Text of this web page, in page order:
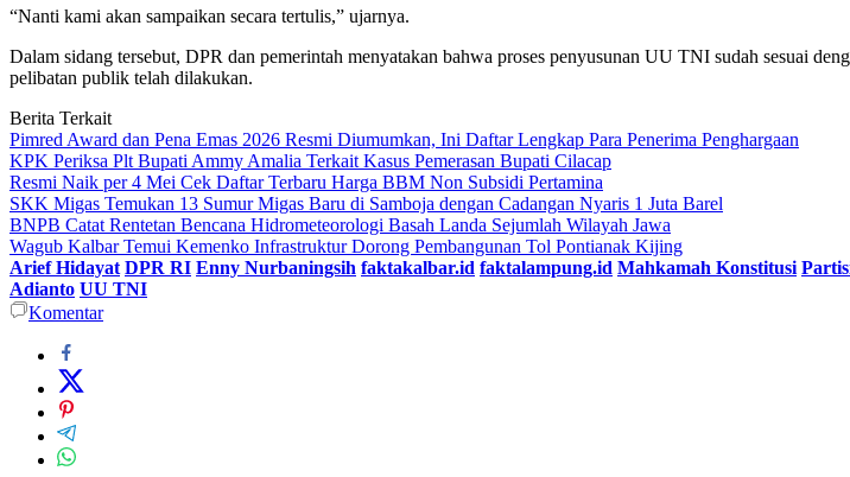
“Nanti kami akan sampaikan secara tertulis,” ujarnya.
Dalam sidang tersebut, DPR dan pemerintah menyatakan bahwa proses penyusunan UU TNI sudah sesuai
pelibatan publik telah dilakukan.
Berita Terkait
Pimred Award dan Pena Emas 2026 Resmi Diumumkan, Ini Daftar Lengkap Para Penerima Penghargaan
KPK Periksa Plt Bupati Ammy Amalia Terkait Kasus Pemerasan Bupati Cilacap
Resmi Naik per 4 Mei Cek Daftar Terbaru Harga BBM Non Subsidi Pertamina
SKK Migas Temukan 13 Sumur Migas Baru di Samboja dengan Cadangan Nyaris 1 Juta Barel
BNPB Catat Rentetan Bencana Hidrometeorologi Basah Landa Sejumlah Wilayah Jawa
Wagub Kalbar Temui Kemenko Infrastruktur Dorong Pembangunan Tol Pontianak Kijing
Arief Hidayat DPR RI Enny Nurbaningsih faktakalbar.id faktalampung.id Mahkamah Konstitusi
Adianto UU TNI
Komentar